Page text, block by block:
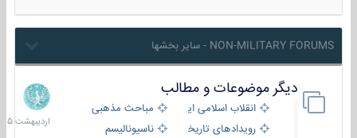
NON-MILITARY FORUMS - سایر بخشها
دیگر موضوعات و مطالب
انقلاب اسلامی ایران
مباحث مذهبی
رویدادهای تاریخی و مذهبیناسیونالیسم
8
1405